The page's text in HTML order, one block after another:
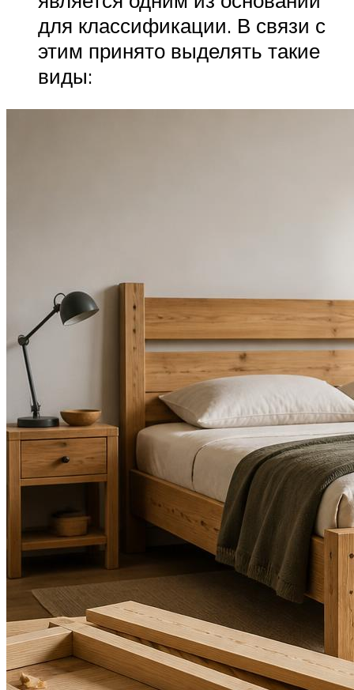
для классификации. В связи с
этим принято выделять такие
виды: